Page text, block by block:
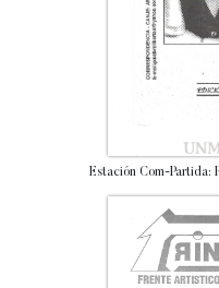
Estación Com-Partida: